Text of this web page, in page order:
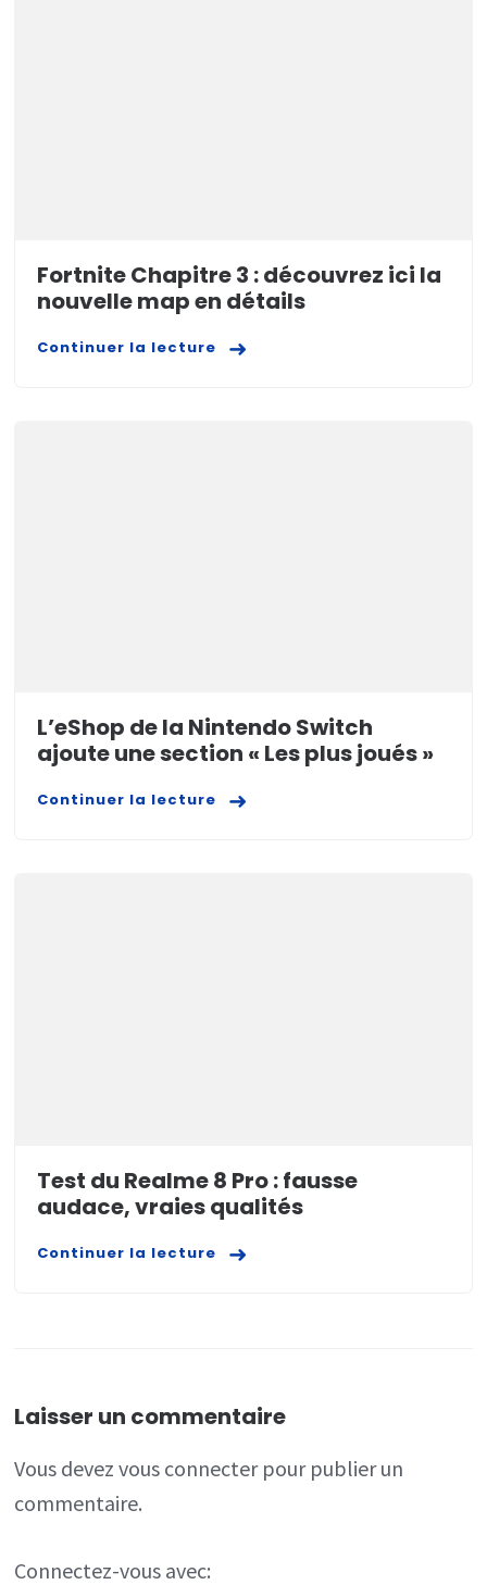
Fortnite Chapitre 3 : découvrez ici la
nouvelle map en détails
Continuer la lecture
L’eShop de la Nintendo Switch
ajoute une section « Les plus joués »
Continuer la lecture
Test du Realme 8 Pro : fausse
audace, vraies qualités
Continuer la lecture
Laisser un commentaire
Vous devezvous connecterpour publier un
commentaire.
Connectez-vous avec: